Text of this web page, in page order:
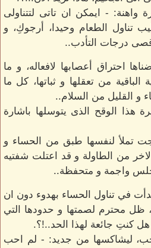
واهنة: - ايمكن ان تاتى لتتناولى
تناول الطعام وحيدا، أرجوكِ، و
درجات التأدب..
احتراق أعصابها لافعاله، و ما
من تعقلها و ثباتها، كل ما
و القليل من السلام..
الوقح الذى يتوسلها باشارة
تملأ لنفسها طبق من الحساء و
من الطاولة و قد اعتلت شفتيه
تجلس واجمة و متحفظة..
في تناول الحساء بهدوء دون ان
ظل محترم لصمتها و حدودها التي
كنتِ جائعة لهذا الحد..!؟.
ليشاكسها من جديد: - لم احب